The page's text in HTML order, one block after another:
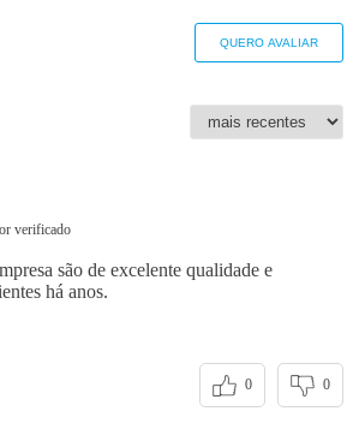
QUERO AVALIAR
verificado
são de excelente qualidade e
há anos.
0 0